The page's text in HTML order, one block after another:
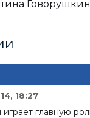
18:27
играет главную